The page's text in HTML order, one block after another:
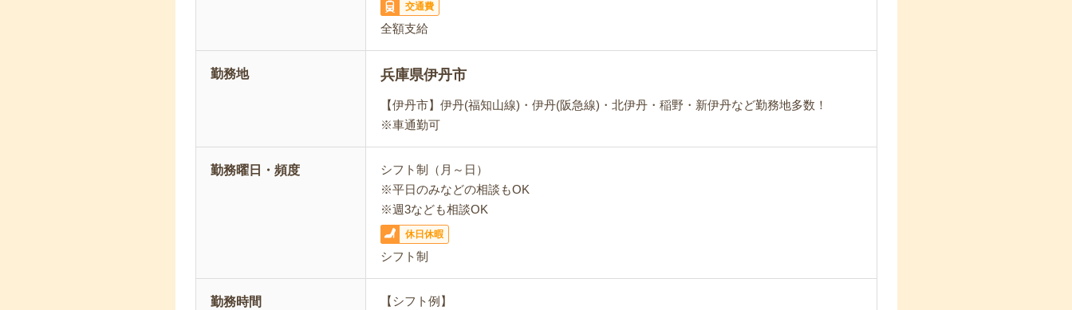
交通費
全額支給
勤務地 兵庫県伊丹市
【伊丹市】伊丹(福知山線)・伊丹(阪急線)・北伊丹・稲野・新伊丹など勤務地多数！
※車通勤可
勤務曜日・頻度
シフト制（月～日）
※平日のみなどの相談もOK
※週3なども相談OK
休日休暇
シフト制
勤務時間 【シフト例】